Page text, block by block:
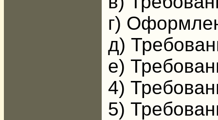
г)
д)
е)
4)
5)